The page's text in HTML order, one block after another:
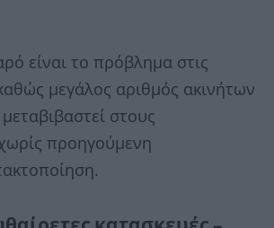
είναι το πρόβλημα στις
μεγάλος αριθμός ακινήτων
στους
προηγούμενη